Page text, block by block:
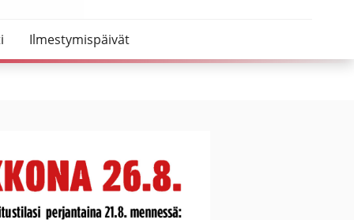
Ilmestymispäivät